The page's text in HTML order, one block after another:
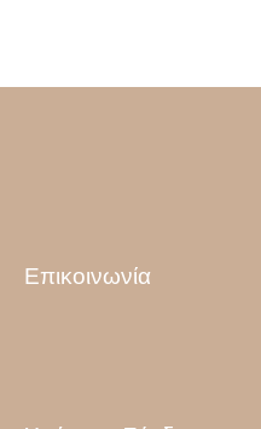
Επικοινωνία